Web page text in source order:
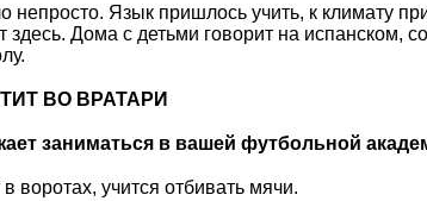
непросто. Язык пришлось учить, к климату
здесь. Дома с детьми говорит на испанском,
ВО ВРАТАРИ
заниматься в вашей футбольной
воротах, учится отбивать мячи.